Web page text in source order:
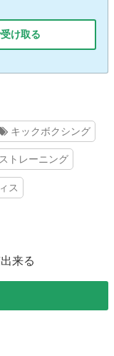
け取る
キックボクシング
トレーニング
ス
来る